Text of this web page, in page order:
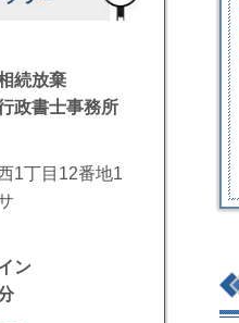
続放棄
政書士事務所
1丁目12番地1
ン